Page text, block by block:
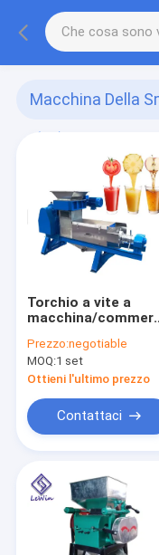
Macchina Della
Torchio a vite a
macchina/
arachide/della frutta
di dado della
smerigliatrice
Prezzo:negotiable
MOQ:1 set
Ottieni l'ultimo prezzo
Contattaci